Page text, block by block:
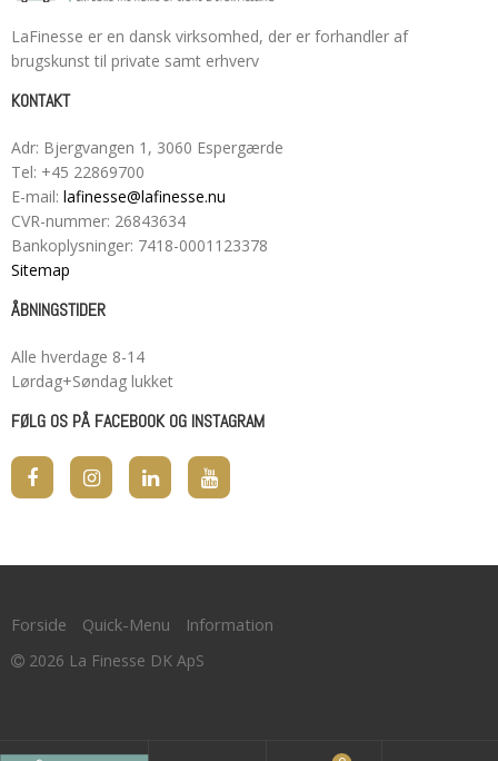
LaFinesse er en dansk virksomhed, der er forhandler af
brugskunst til private samt erhverv
KONTAKT
Adr: Bjergvangen 1 , 3060 Espergærde
Tel: +45 22869700
E-mail: lafinesse@lafinesse.nu
CVR-nummer: 26843634
Bankoplysninger: 7418-0001123378
Sitemap
ÅBNINGSTIDER
Alle hverdage 8-14
Lørdag+Søndag lukket
FØLG OS PÅ FACEBOOK OG INSTAGRAM
Forside Quick-Menu Information
2026 La Finesse DK ApS